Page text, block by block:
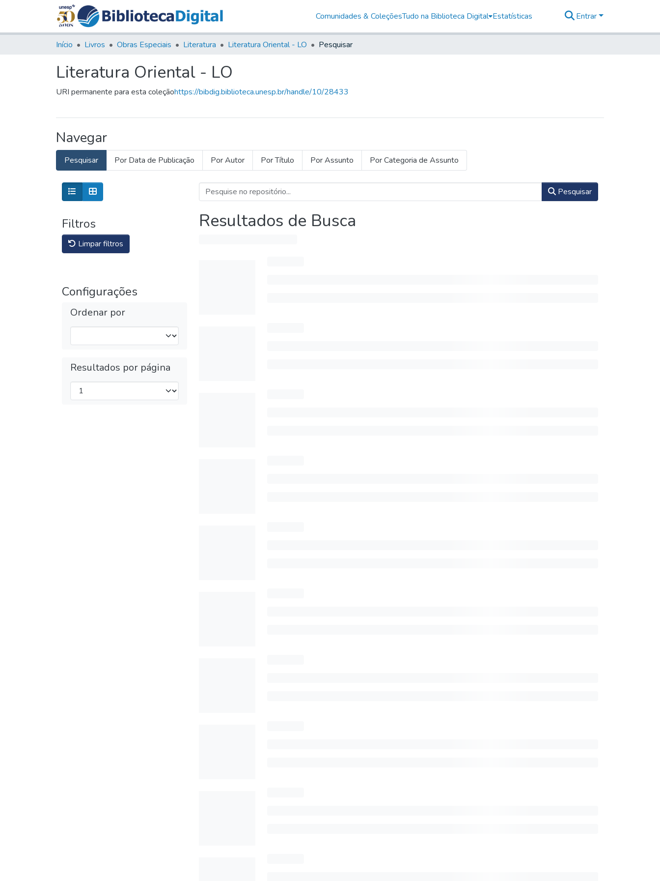
Comunidades & ColeçõesTudo na Biblioteca Digital Estatísticas Entrar
Início Livros Obras Especiais Literatura Literatura Oriental - LO Pesquisar
Literatura Oriental - LO
URI permanente para esta coleçãohttps://bibdig.biblioteca.unesp.br/handle/10/28433
Navegar
Pesquisar Por Data de Publicação Por Autor Por Título Por Assunto Por Categoria de Assunto
Filtros
Limpar filtros
Configurações
Ordenar por
Resultados por página
Pesquisar
Resultados de Busca